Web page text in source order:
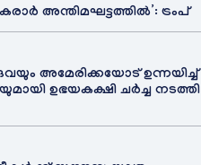
അന്തിമഘട്ടത്തിൽ‌’: ട്രംപ്
അമേരിക്കയോട് ഉന്നയിച്ച്
ഉഭയകക്ഷി ചർച്ച നടത്തി